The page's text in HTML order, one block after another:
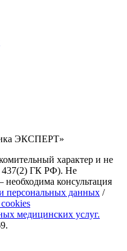
ЭКСПЕРТ»
характер и не
437(2) ГК РФ). Не
консультация
персональных данных /
медицинских услуг.